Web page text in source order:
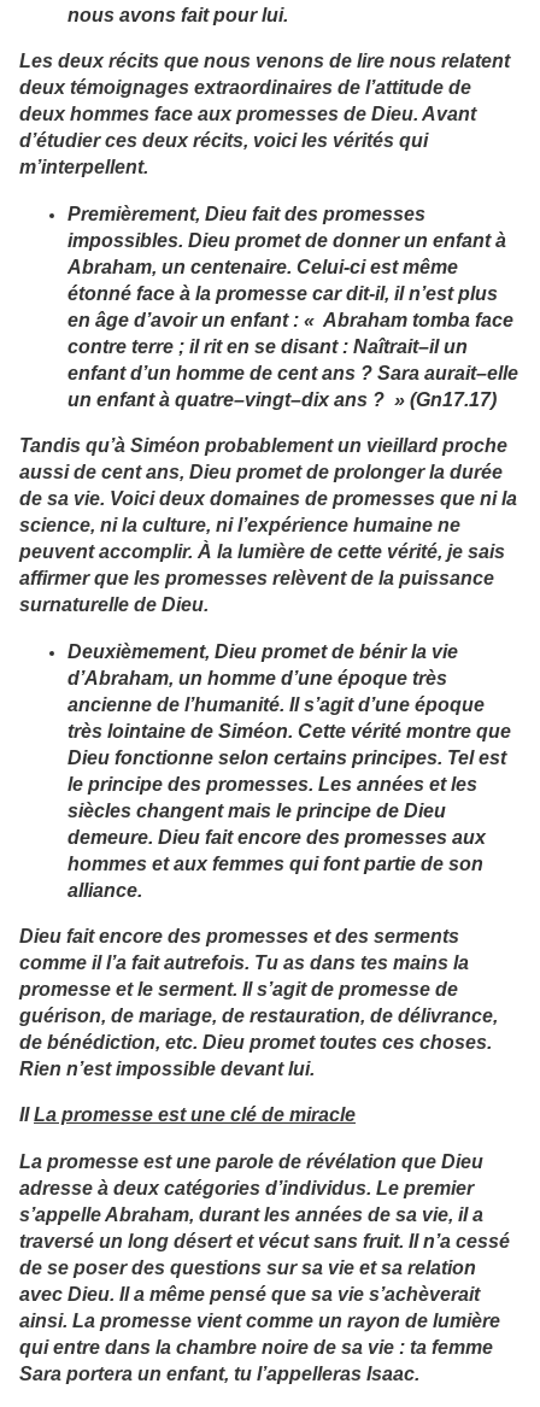
nous avons fait pour lui.
Les deux récits que nous venons de lire nous relatent
deux témoignages extraordinaires de l’attitude de
deux hommes face aux promesses de Dieu. Avant
d’étudier ces deux récits, voici les vérités qui
m’interpellent.
Premièrement, Dieu fait des promesses
impossibles. Dieu promet de donner un enfant à
Abraham, un centenaire. Celui-ci est même
étonné face à la promesse car dit-il, il n’est plus
en âge d’avoir un enfant : « Abraham tomba face
contre terre ; il rit en se disant : Naîtrait–il un
enfant d’un homme de cent ans ? Sara aurait–elle
un enfant à quatre–vingt–dix ans ? » (Gn17.17)
Tandis qu’à Siméon probablement un vieillard proche
aussi de cent ans, Dieu promet de prolonger la durée
de sa vie. Voici deux domaines de promesses que ni la
science, ni la culture, ni l’expérience humaine ne
peuvent accomplir. À la lumière de cette vérité, je sais
affirmer que les promesses relèvent de la puissance
surnaturelle de Dieu.
Deuxièmement, Dieu promet de bénir la vie
d’Abraham, un homme d’une époque très
ancienne de l’humanité. Il s’agit d’une époque
très lointaine de Siméon. Cette vérité montre que
Dieu fonctionne selon certains principes. Tel est
le principe des promesses. Les années et les
siècles changent mais le principe de Dieu
demeure. Dieu fait encore des promesses aux
hommes et aux femmes qui font partie de son
alliance.
Dieu fait encore des promesses et des serments
comme il l’a fait autrefois. Tu as dans tes mains la
promesse et le serment. Il s’agit de promesse de
guérison, de mariage, de restauration, de délivrance,
de bénédiction, etc. Dieu promet toutes ces choses.
Rien n’est impossible devant lui.
IILa promesse est une clé de miracle
La promesse est une parole de révélation que Dieu
adresse à deux catégories d’individus. Le premier
s’appelle Abraham, durant les années de sa vie, il a
traversé un long désert et vécut sans fruit. Il n’a cessé
de se poser des questions sur sa vie et sa relation
avec Dieu. Il a même pensé que sa vie s’achèverait
ainsi. La promesse vient comme un rayon de lumière
qui entre dans la chambre noire de sa vie : ta femme
Sara portera un enfant, tu l’appelleras Isaac.